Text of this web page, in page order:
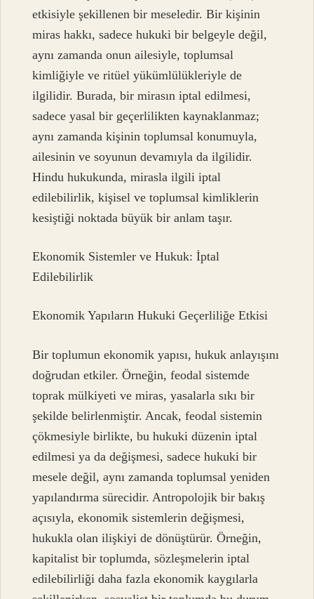
etkisiyle şekillenen bir meseledir. Bir kişinin
miras hakkı, sadece hukuki bir belgeyle değil,
aynı zamanda onun ailesiyle, toplumsal
kimliğiyle ve ritüel yükümlülükleriyle de
ilgilidir. Burada, bir mirasın iptal edilmesi,
sadece yasal bir geçerlilikten kaynaklanmaz;
aynı zamanda kişinin toplumsal konumuyla,
ailesinin ve soyunun devamıyla da ilgilidir.
Hindu hukukunda, mirasla ilgili iptal
edilebilirlik, kişisel ve toplumsal kimliklerin
kesiştiği noktada büyük bir anlam taşır.
Ekonomik Sistemler ve Hukuk: İptal
Edilebilirlik
Ekonomik Yapıların Hukuki Geçerliliğe Etkisi
Bir toplumun ekonomik yapısı, hukuk anlayışını
doğrudan etkiler. Örneğin, feodal sistemde
toprak mülkiyeti ve miras, yasalarla sıkı bir
şekilde belirlenmiştir. Ancak, feodal sistemin
çökmesiyle birlikte, bu hukuki düzenin iptal
edilmesi ya da değişmesi, sadece hukuki bir
mesele değil, aynı zamanda toplumsal yeniden
yapılandırma sürecidir. Antropolojik bir bakış
açısıyla, ekonomik sistemlerin değişmesi,
hukukla olan ilişkiyi de dönüştürür. Örneğin,
kapitalist bir toplumda, sözleşmelerin iptal
edilebilirliği daha fazla ekonomik kaygılarla